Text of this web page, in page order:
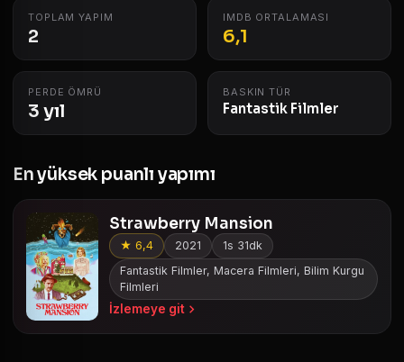
TOPLAM YAPIM
2
IMDB ORTALAMASI
6,1
PERDE ÖMRÜ
3 yıl
BASKIN TÜR
Fantastik Filmler
En yüksek puanlı yapımı
Strawberry Mansion
★ 6,4 2021
1s 31dk
Fantastik Filmler, Macera Filmleri, Bilim Kurgu
Filmleri
İzlemeye git